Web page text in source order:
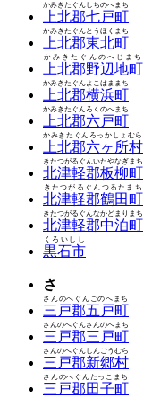
上北郡七戸町
かみきたぐんしちのへまち
上北郡東北町
かみきたぐんとうほくまち
上北郡野辺地町
かみきたぐんのへじまち
上北郡横浜町
かみきたぐんよこはままち
上北郡六戸町
かみきたぐんろくのへまち
上北郡六ヶ所村
かみきたぐんろっかしょむら
北津軽郡板柳町
きたつがるぐんいたやなぎまち
北津軽郡鶴田町
きたつがるぐんつるたまち
北津軽郡中泊町
きたつがるぐんなかどまりまち
黒石市
くろいしし
さ
三戸郡五戸町
さんのへぐんごのへまち
三戸郡三戸町
さんのへぐんさんのへまち
三戸郡新郷村
さんのへぐんしんごうむら
三戸郡田子町
さんのへぐんたっこまち